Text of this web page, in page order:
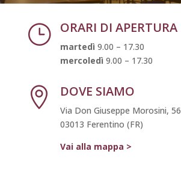
} ORARI DI APERTURA
martedì 9.00 – 17.30
mercoledì 9.00 – 17.30
 DOVE SIAMO
Via Don Giuseppe Morosini, 56
03013 Ferentino (FR)
Vai alla mappa >